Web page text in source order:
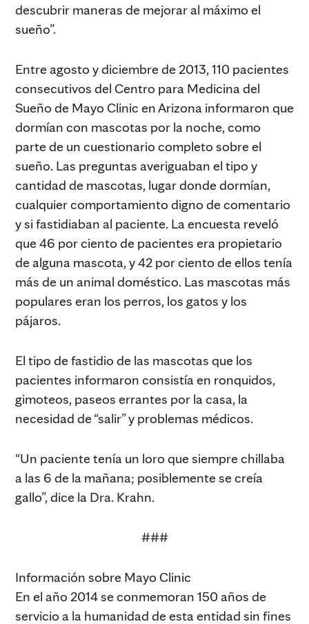
descubrir maneras de mejorar al máximo el
sueño”.
Entre agosto y diciembre de 2013, 110 pacientes
consecutivos del Centro para Medicina del
Sueño de Mayo Clinic en Arizona informaron que
dormían con mascotas por la noche, como
parte de un cuestionario completo sobre el
sueño. Las preguntas averiguaban el tipo y
cantidad de mascotas, lugar donde dormían,
cualquier comportamiento digno de comentario
y si fastidiaban al paciente. La encuesta reveló
que 46 por ciento de pacientes era propietario
de alguna mascota, y 42 por ciento de ellos tenía
más de un animal doméstico. Las mascotas más
populares eran los perros, los gatos y los
pájaros.
El tipo de fastidio de las mascotas que los
pacientes informaron consistía en ronquidos,
gimoteos, paseos errantes por la casa, la
necesidad de “salir” y problemas médicos.
“Un paciente tenía un loro que siempre chillaba
a las 6 de la mañana; posiblemente se creía
gallo”, dice la Dra. Krahn.
###
Información sobre Mayo Clinic
En el año 2014 se conmemoran 150 años de
servicio a la humanidad de esta entidad sin fines